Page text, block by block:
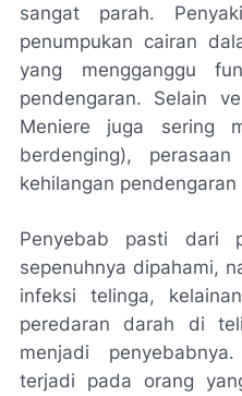
sangat parah.
penumpukan cairan
yang mengganggu
pendengaran. Selain
Meniere juga sering
berdenging),
kehilangan
Penyebab pasti dari
sepenuhnya dipahami,
infeksi telinga,
peredaran darah di
menjadi
terjadi pada orang